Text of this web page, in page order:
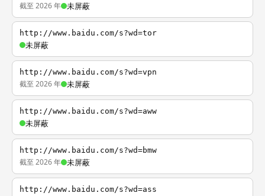
截至 2026 年 未屏蔽
http://www.baidu.com/s?wd=tor
未屏蔽
http://www.baidu.com/s?wd=vpn
截至 2026 年 未屏蔽
http://www.baidu.com/s?wd=aww
未屏蔽
http://www.baidu.com/s?wd=bmw
截至 2026 年 未屏蔽
http://www.baidu.com/s?wd=ass